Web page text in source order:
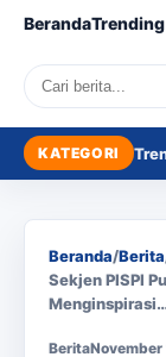
Beranda
Search
KATEGORI
Beranda/Berita
Sekjen PISPI
Berita